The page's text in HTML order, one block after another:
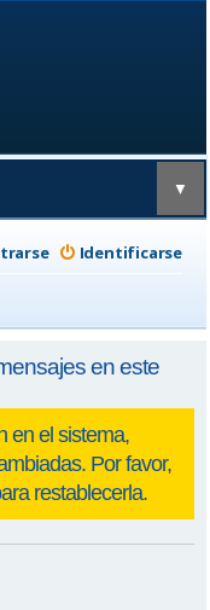
▼
Identificarse
en este